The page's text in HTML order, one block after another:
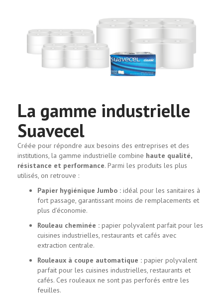
La gamme industrielle
Suavecel
Créée pour répondre aux besoins des entreprises et des
institutions, la gamme industrielle combine haute qualité,
résistance et performance. Parmi les produits les plus
utilisés, on retrouve :
Papier hygiénique Jumbo : idéal pour les sanitaires à
fort passage, garantissant moins de remplacements et
plus d’économie.
Rouleau cheminée : papier polyvalent parfait pour les
cuisines industrielles, restaurants et cafés avec
extraction centrale.
Rouleaux à coupe automatique : papier polyvalent
parfait pour les cuisines industrielles, restaurants et
cafés. Ces rouleaux ne sont pas perforés entre les
feuilles.